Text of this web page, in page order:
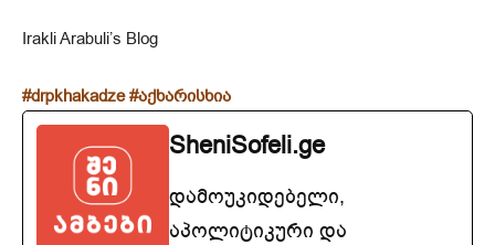
Irakli Arabuli’s Blog
#drpkhakadze #აქხარისხია
SheniSofeli.ge
დამოუკიდებელი,
აპოლიტიკური და